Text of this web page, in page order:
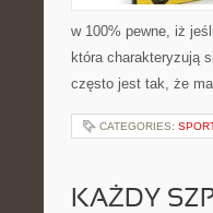
w 100% pewne, iż
która charakteryzują
często jest tak, że
CATEGORIES:
KAŻDY